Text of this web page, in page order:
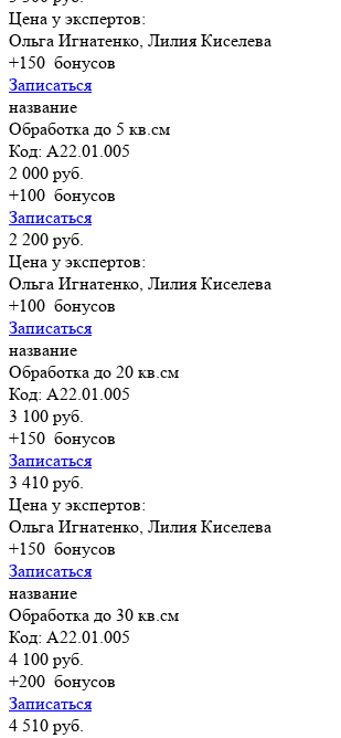
Цена у экспертов:
Ольга Игнатенко, Лилия Киселева
+150 бонусов
Записаться
название
Обработка до 5 кв.см
Код: А22.01.005
2 000 руб.
+100 бонусов
Записаться
2 200 руб.
Цена у экспертов:
Ольга Игнатенко, Лилия Киселева
+100 бонусов
Записаться
название
Обработка до 20 кв.см
Код: А22.01.005
3 100 руб.
+150 бонусов
Записаться
3 410 руб.
Цена у экспертов:
Ольга Игнатенко, Лилия Киселева
+150 бонусов
Записаться
название
Обработка до 30 кв.см
Код: А22.01.005
4 100 руб.
+200 бонусов
Записаться
4 510 руб.